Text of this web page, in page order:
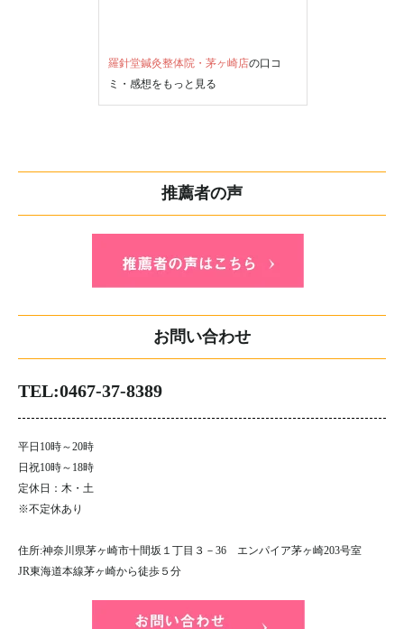
羅針堂鍼灸整体院・茅ヶ崎店の口コ
ミ・感想をもっと見る
推薦者の声
お問い合わせ
TEL:0467-37-8389
平日10時～20時
日祝10時～18時
定休日：木・土
※不定休あり
住所:神奈川県茅ヶ崎市十間坂１丁目３－36 エンパイア茅ヶ崎203号室
JR東海道本線茅ヶ崎から徒歩５分